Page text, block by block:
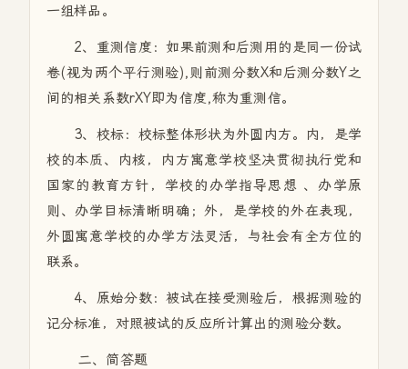
一组样品。
2、重测信度：如果前测和后测用的是同一份试
卷(视为两个平行测验),则前测分数X和后测分数Y之
间的相关系数rXY即为信度,称为重测信。
3、校标：校标整体形状为外圆内方。内，是学
校的本质、内核，内方寓意学校坚决贯彻执行党和
国家的教育方针，学校的办学指导思想 、办学原
则、办学目标清晰明确；外，是学校的外在表现，
外圆寓意学校的办学方法灵活，与社会有全方位的
联系。
4、原始分数：被试在接受测验后，根据测验的
记分标准，对照被试的反应所计算出的测验分数。
二、简答题